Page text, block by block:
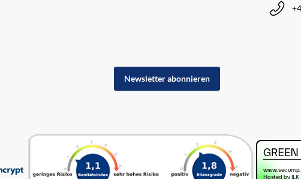
Newsletter abonnieren